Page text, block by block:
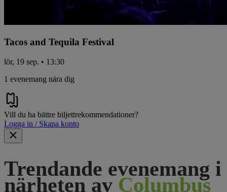
Tacos and Tequila Festival
lör, 19 sep. • 13:30
1 evenemang nära dig
Vill du ha bättre biljettrekommendationer?
Logga in / Skapa konto
Trendande evenemang i
närheten av Columbus